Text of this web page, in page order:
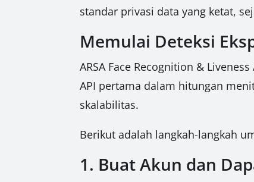
standar privasi data yang ketat,
Memulai Deteksi
ARSA Face Recognition &
API pertama dalam hitungan
skalabilitas.
Berikut adalah langkah-langkah
1. Buat Akun dan